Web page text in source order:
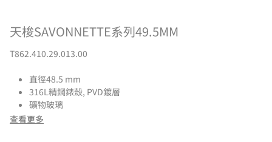
天梭SAVONNETTE系列49.5MM
T862.410.29.013.00
直徑48.5 mm
316L精鋼錶殼, PVD鍍層
礦物玻璃
查看更多